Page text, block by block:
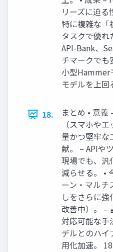
リーズに迫る
特に複雑な「
タスクで優れ
API-Bank、
チマークでも
小型Hammer
モデルを上回
18.
まとめ • 意
（スマホや
量かつ堅牢な
献。 – APIや
現場でも、汎
減らせる。 •
ーン・マルチ
しをさらに
改善中）。 –
対応可能な手
デルとのハイ
用化加速。 18